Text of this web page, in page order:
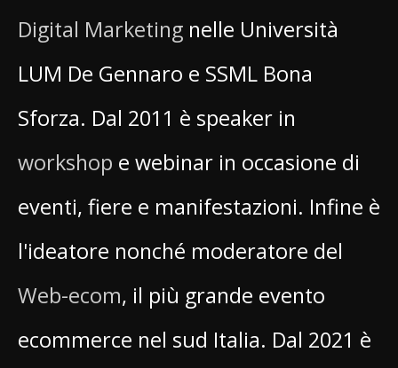
Digital Marketing nelle Università
LUM De Gennaro e SSML Bona
Sforza. Dal 2011 è speaker in
workshop e webinar in occasione di
eventi, fiere e manifestazioni. Infine è
l'ideatore nonché moderatore del
Web-ecom, il più grande evento
ecommerce nel sud Italia. Dal 2021 è